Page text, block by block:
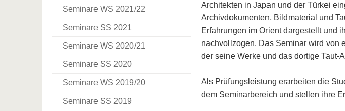
Seminare WS 2021/22
Seminare SS 2021
Seminare WS 2020/21
Seminare SS 2020
Seminare WS 2019/20
Seminare SS 2019
Architekten in Japan und der Türkei
Archivdokumenten, Bildmaterial und
Erfahrungen im Orient dargestellt und
nachvollzogen. Das Seminar wird von
der seine Werke und das dortige Taut-
Als Prüfungsleistung erarbeiten die
dem Seminarbereich und stellen ihre